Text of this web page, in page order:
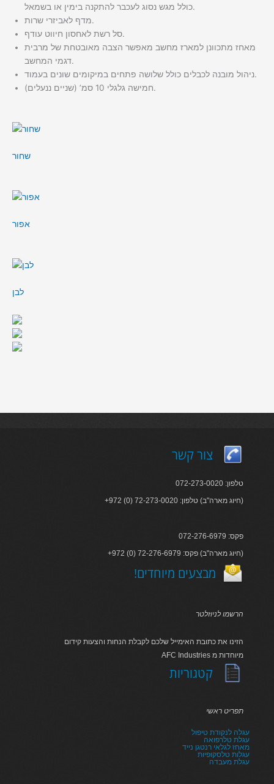
כולל מגש נסוג לעכבר להתקנה בימין או בשמאל.
מדף לאביזרי שרות.
סל רשת לאחסון חיווט עודף.
מאחז מתכוונן למארז מחשב מאפשר הצבה מאובטחת של מרבית
דגמי המחשב.
ניהול מובנה לכבלים כולל שלושה פתחים במיקומים שונים בעמוד.
חמישה גלגלי 10 סמ’ (שניים ננעלים).
שחור
אפור
לבן
צור קשר
טלפון: 072-273-0020
+972 (0) 72-273-0020 :חיוג מארה"ב) טלפון)
פקס: 072-276-6979
+972 (0) 72-276-6979 :חיוג מארה"ב) פקס)
!מבצעים מיוחדים
הרשמו לניוזלטר
הזינו את כתובת האימייל שלכם לקבלת הנחות והצעות קידום
AFC Industries מיוחדות מ
קטגוריות
תפריט ראשי
עגלה לנקודת טיפול
עגלת טלרפואה
מאחז לגלאי רנטגן נייד
עגלות טלסקופיות
עגלת מעבדה